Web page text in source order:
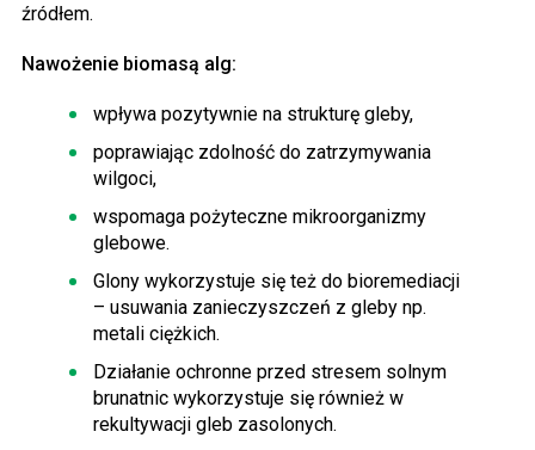
źródłem.
Nawożenie biomasą alg:
wpływa pozytywnie na strukturę gleby,
poprawiając zdolność do zatrzymywania
wilgoci,
wspomaga pożyteczne mikroorganizmy
glebowe.
Glony wykorzystuje się też do bioremediacji
– usuwania zanieczyszczeń z gleby np.
metali ciężkich.
Działanie ochronne przed stresem solnym
brunatnic wykorzystuje się również w
rekultywacji gleb zasolonych.